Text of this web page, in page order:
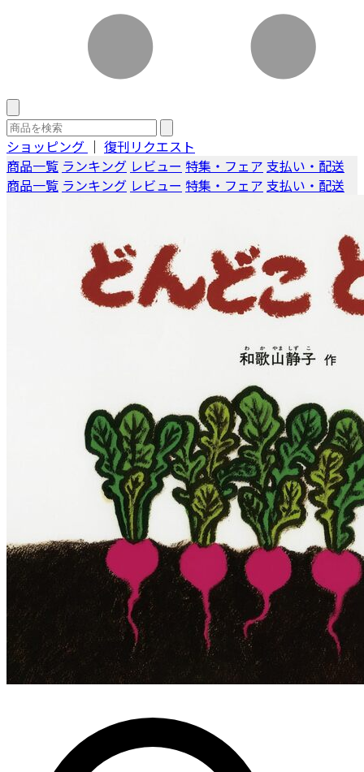
ショッピング ｜ 復刊リクエスト
商品一覧 ランキング レビュー 特集・フェア 支払い・配送
商品一覧 ランキング レビュー 特集・フェア 支払い・配送